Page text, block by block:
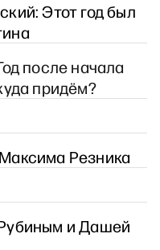
Этот год был
после начала
придём?
Резника
и Дашей